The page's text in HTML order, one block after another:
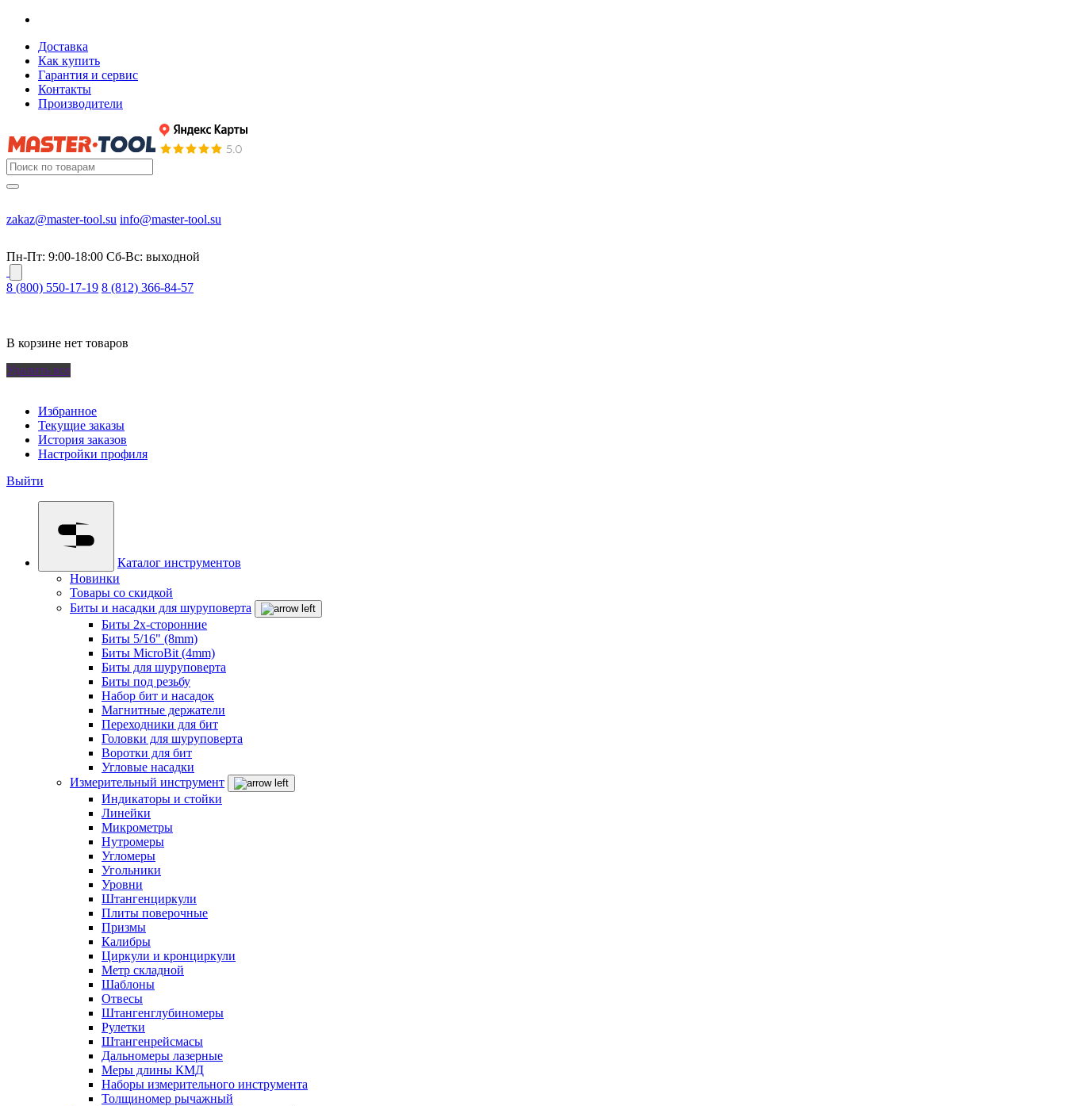
Доставка
Как купить
Гарантия и сервис
Контакты
Производители
zakaz@master-tool.su info@master-tool.su
Пн-Пт: 9:00-18:00 Cб-Вс: выходной
8 (800) 550-17-19 8 (812) 366-84-57
В корзине нет товаров
Удалить все
Избранное
Текущие заказы
История заказов
Настройки профиля
Выйти
Каталог инструментов
Новинки
Товары со скидкой
Биты и насадки для шуруповерта
Биты 2х-сторонние
Биты 5/16" (8mm)
Биты MicroBit (4mm)
Биты для шуруповерта
Биты под резьбу
Набор бит и насадок
Магнитные держатели
Переходники для бит
Головки для шуруповерта
Воротки для бит
Угловые насадки
Измерительный инструмент
Индикаторы и стойки
Линейки
Микрометры
Нутромеры
Угломеры
Угольники
Уровни
Штангенциркули
Плиты поверочные
Призмы
Калибры
Циркули и кронциркули
Метр складной
Шаблоны
Отвесы
Штангенглубиномеры
Рулетки
Штангенрейсмасы
Дальномеры лазерные
Меры длины КМД
Наборы измерительного инструмента
Толщиномер рычажный